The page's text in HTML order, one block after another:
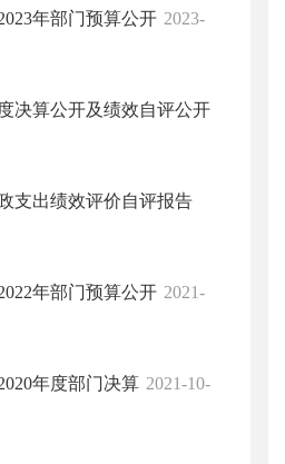
年部门预算公开 2023-
决算公开及绩效自评公开
支出绩效评价自评报告
年部门预算公开 2021-
年度部门决算 2021-10-